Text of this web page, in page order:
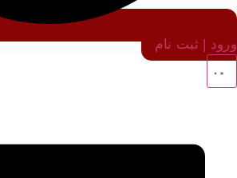
ورود | ثبت نام